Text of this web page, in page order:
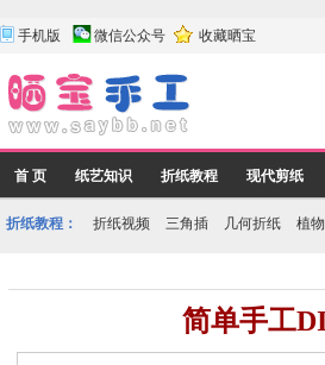
手机版 微信公众号 收藏晒宝
首 页 纸艺知识 折纸教程 现代剪纸
折纸教程： 折纸视频 三角插 几何折纸 植
简单手工